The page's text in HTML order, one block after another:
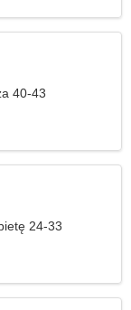
40-43
24-33